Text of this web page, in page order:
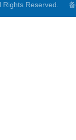
Rights Reserved.